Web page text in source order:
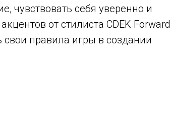
чувствовать себя уверенно и
от стилиста CDEK Forward
правила игры в создании